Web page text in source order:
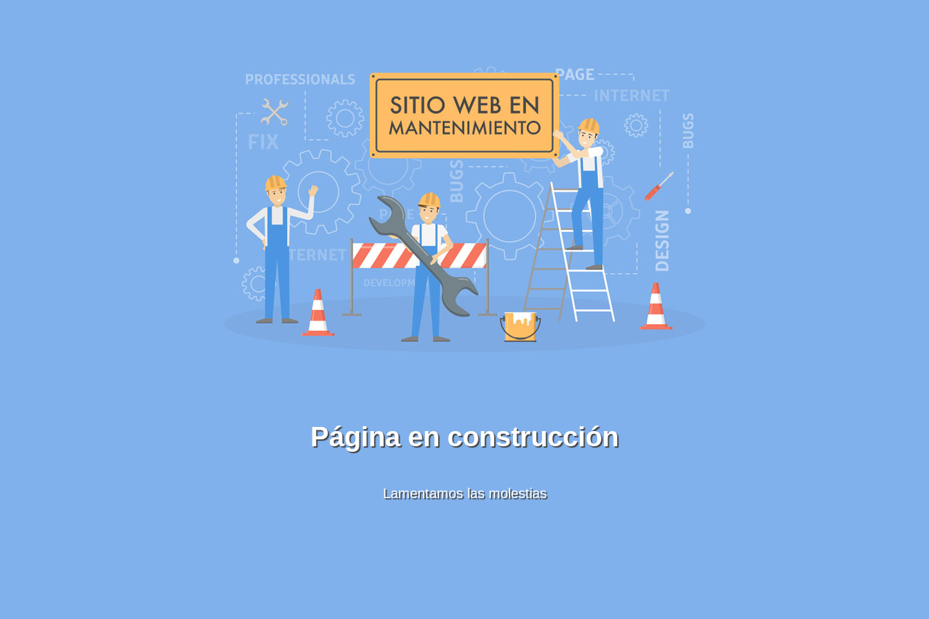
Página en construcción
Lamentamos las molestias